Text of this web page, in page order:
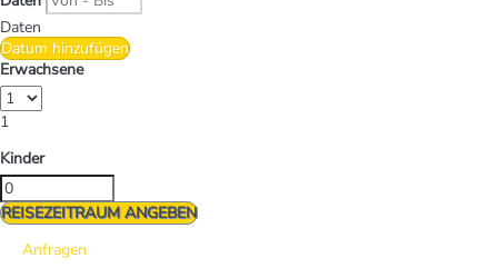
Daten
Datum hinzufügen
Erwachsene
1
Kinder
REISEZEITRAUM ANGEBEN
Anfragen